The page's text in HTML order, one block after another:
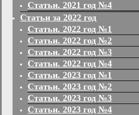
Статьи. 2021 год №4
Статьи за 2022 год
Статьи. 2022 год №1
Статьи. 2022 год №2
Статьи. 2022 год №3
Статьи. 2022 год №4
Статьи. 2023 год №1
Статьи. 2023 год №2
Статьи. 2023 год №3
Статьи. 2023 год №4